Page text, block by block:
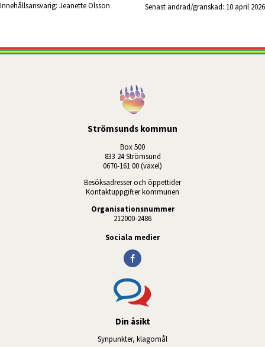
Innehållsansvarig: Jeanette Olsson Senast ändrad/granskad: 10 april 2026
Strömsunds kommun
Box 500
833 24 Strömsund
0670-161 00 (växel)
Besöksadresser och öppettider
Kontaktuppgifter kommunen
Organisationsnummer
212000-2486
Sociala medier
Din åsikt
Synpunkter, klagomål